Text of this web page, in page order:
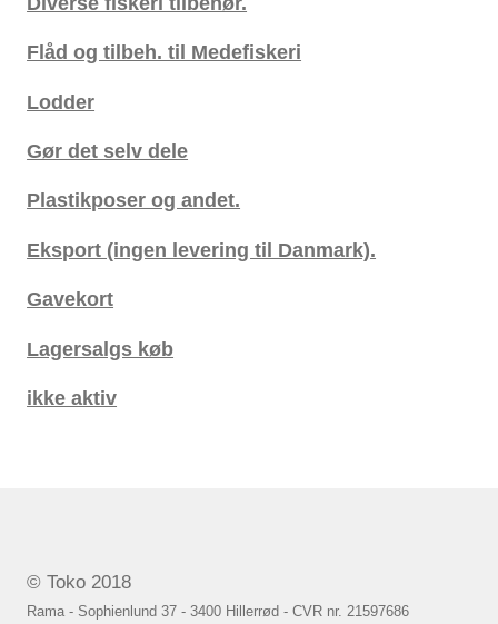
Flåd og tilbeh. til Medefiskeri
Lodder
Gør det selv dele
Plastikposer og andet.
Eksport (ingen levering til Danmark).
Gavekort
Lagersalgs køb
ikke aktiv
© Toko 2018
Rama - Sophienlund 37 - 3400 Hillerrød - CVR nr. 21597686